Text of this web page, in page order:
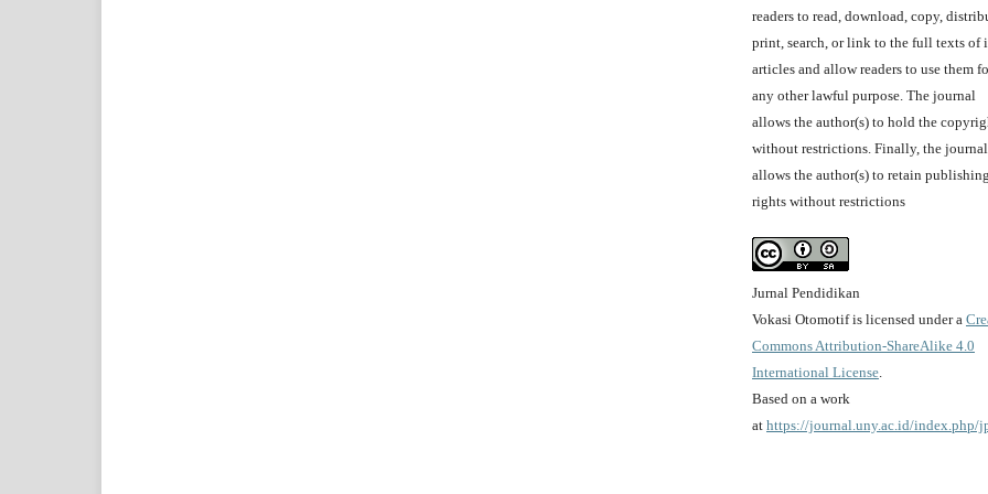
readers to read, download, copy,
print, search, or link to the full texts of
articles and allow readers to use them
any other lawful purpose. The journal
allows the author(s) to hold the
without restrictions. Finally, the journal
allows the author(s) to retain publishing
rights without restrictions
Jurnal Pendidikan
Vokasi Otomotif is licensed under a
Commons Attribution-ShareAlike 4.0
International License
Based on a work
at https://journal.uny.ac.id/index.php/